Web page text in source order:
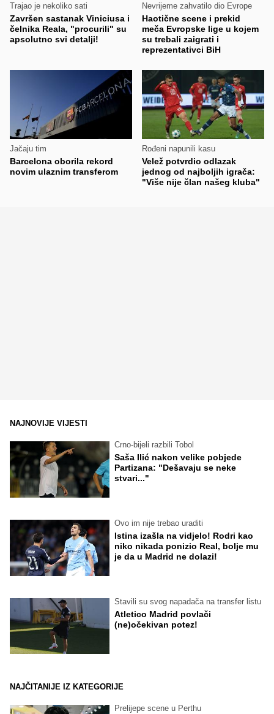
Trajao je nekoliko sati
Završen sastanak Viniciusa i
čelnika Reala, "procurili" su
apsolutno svi detalji!
Nevrijeme zahvatilo dio Evrope
Haotične scene i prekid
meča Evropske lige u kojem
su trebali zaigrati i
reprezentativci BiH
Jačaju tim
Barcelona oborila rekord
novim ulaznim transferom
Rođeni napunili kasu
Velež potvrdio odlazak
jednog od najboljih igrača:
"Više nije član našeg kluba"
NAJNOVIJE VIJESTI
Crno-bijeli razbili Tobol
Saša Ilić nakon velike pobjede
Partizana: "Dešavaju se neke
stvari..."
Ovo im nije trebao uraditi
Istina izašla na vidjelo! Rodri kao
niko nikada ponizio Real, bolje mu
je da u Madrid ne dolazi!
Stavili su svog napadača na transfer listu
Atletico Madrid povlači
(ne)očekivan potez!
NAJČITANIJE IZ KATEGORIJE
Prelijepe scene u Perthu